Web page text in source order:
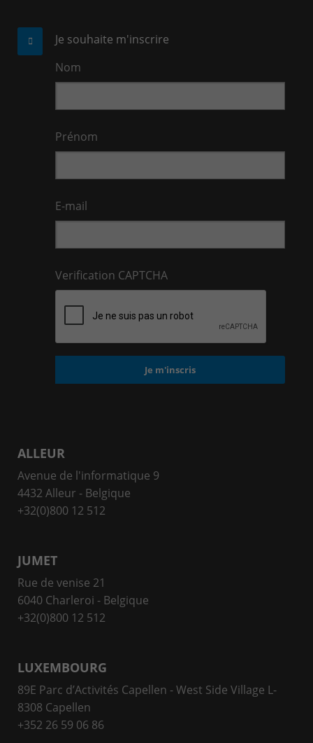
Je souhaite m'inscrire
Nom
Prénom
E-mail
Verification CAPTCHA
ALLEUR
Avenue de l'informatique 9
4432 Alleur - Belgique
+32(0)800 12 512
JUMET
Rue de venise 21
6040 Charleroi - Belgique
+32(0)800 12 512
LUXEMBOURG
89E Parc d’Activités Capellen - West Side Village L-
8308 Capellen
+352 26 59 06 86